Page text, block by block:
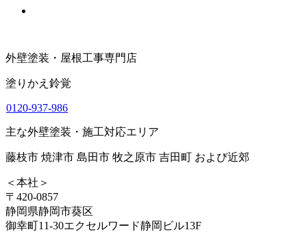
外壁塗装・屋根工事専門店
塗りかえ鈴覚
0120-937-986
主な外壁塗装・施工対応エリア
藤枝市 焼津市 島田市 牧之原市 吉田町 および近郊
＜本社＞
〒420-0857
静岡県静岡市葵区
御幸町11-30エクセルワード静岡ビル13F